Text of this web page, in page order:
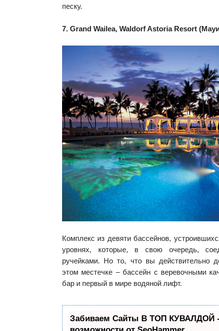
песку.
7. Grand Wailea, Waldorf Astoria Resort
Комплекс из девяти бассейнов,
уровнях, которые, в свою очередь,
ручейками. Но то, что вы действительно
этом местечке – бассейн с веревочными
бар и первый в мире водяной лифт.
Забиваем Сайты В ТОП КУВАЛДОЙ